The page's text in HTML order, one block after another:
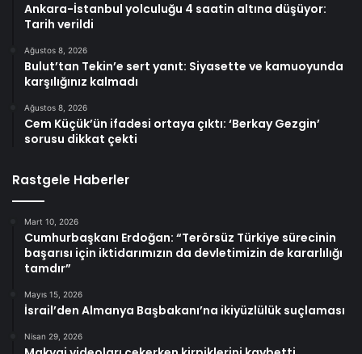
Ankara-İstanbul yolculuğu 4 saatin altına düşüyor:
Tarih verildi
Ağustos 8, 2026
Bulut’tan Tekin’e sert yanıt: Siyasette ve kamuoyunda
karşılığınız kalmadı
Ağustos 8, 2026
Cem Küçük’ün ifadesi ortaya çıktı: ‘Berkay Gezgin’
sorusu dikkat çekti
Rastgele Haberler
Mart 10, 2026
Cumhurbaşkanı Erdoğan: “Terörsüz Türkiye sürecinin
başarısı için iktidarımızın da devletimizin de kararlılığı
tamdır”
Mayıs 15, 2026
İsrail’den Almanya Başbakanı’na ikiyüzlülük suçlaması
Nisan 29, 2026